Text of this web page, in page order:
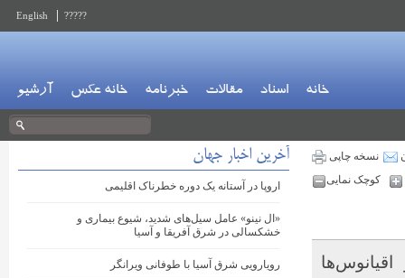
?????
English
خانه اسناد مقالات خبرنامه خانه عکس آرشیو
نسخه چاپی
کوچک نمایی
آخرین اخبار جهان
اروپا در آستانه یک دوره خطرناک اقلیمی
«ال نینو» عامل سیل‌های شدید، شیوع بیماری و
خشکسالی در شرق آفریقا و آسیا
رویارویی شرق آسیا با طوفانی ویرانگر